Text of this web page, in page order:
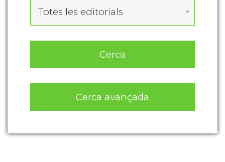
Totes les editorials
Cerca
Cerca avançada